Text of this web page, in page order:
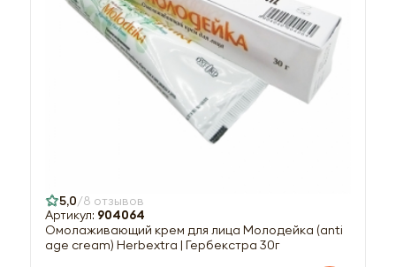
5,0 8 отзывов
Артикул: 904064
Омолаживающий крем для лица Молодейка (anti
age cream) Herbextra | Гербекстра 30г